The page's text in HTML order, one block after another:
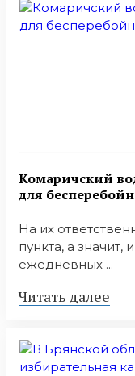
Комаричский
для
На их
пункта, а значит,
ежедневных ...
Читать далее